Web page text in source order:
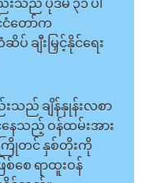
သည် ပုဒ်မ ၃၁ ပါ
ငံတော်က
ချီးမြှင့်နိုင်ရေး
သည် ချိန်နှုန်းလစာ
ေသည့် ဝန်ထမ်းအား
ကြိုတင် နှစ်တိုးကို
စေ ရာထူးဝန်